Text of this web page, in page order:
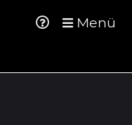
Menü